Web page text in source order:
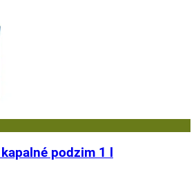
podzim 1 l